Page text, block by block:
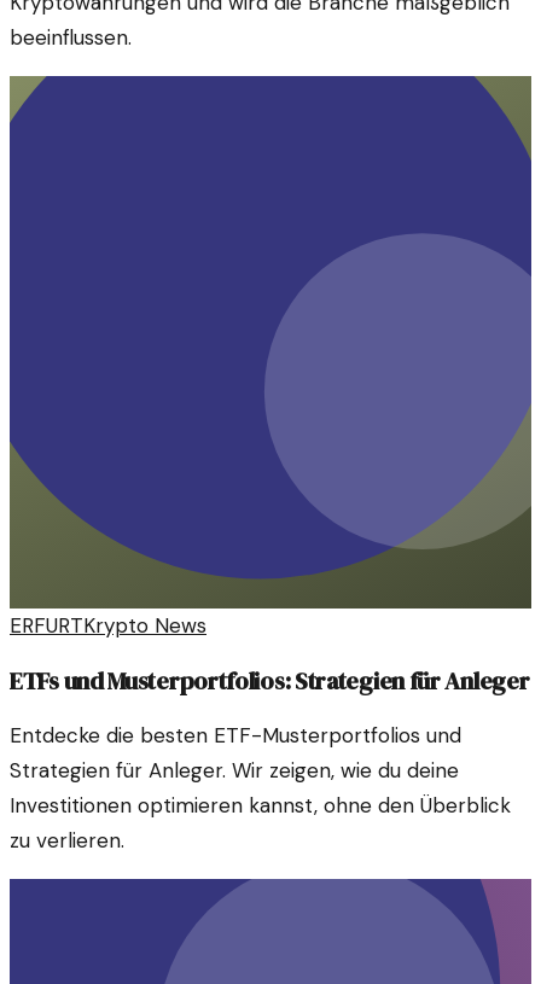
beeinflussen.
ERFURTKrypto News
ETFs und Musterportfolios: Strategien für Anleger
Entdecke die besten ETF-Musterportfolios und
Strategien für Anleger. Wir zeigen, wie du deine
Investitionen optimieren kannst, ohne den Überblick
zu verlieren.